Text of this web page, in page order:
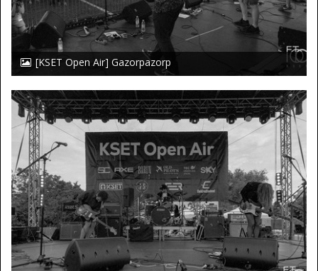
[KSET Open Air] Gazorpazorp